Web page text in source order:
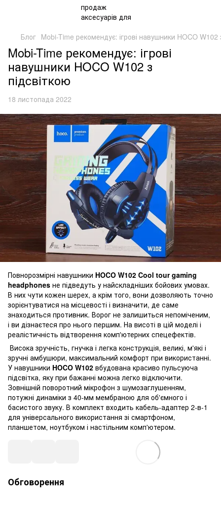
Блог Mobi-Time рекомендує: ігрові навушники HOCO W102
Mobi-Time рекомендує: ігрові
навушники HOCO W102 з
підсвіткою
18 листопада 2022
Повнорозмірні навушники HOCO W102 Cool tour gaming
headphones не підведуть у найскладніших бойових умовах.
В них чути кожен шерех, а крім того, вони дозволяють точно
зорієнтуватися на місцевості і визначити, де саме
знаходиться противник. Ворог не залишиться непоміченим,
і ви дізнаєтеся про нього першим. На висоті в цій моделі і
реалістичність відтворення комп'ютерних спецефектів.
Висока зручність, гнучка і легка конструкція, великі, м'які і
зручні амбушюри, максимальний комфорт при використанні.
У навушники HOCO W102 вбудована красиво пульсуюча
підсвітка, яку при бажанні можна легко відключити.
Зовнішній поворотний мікрофон з шумозаглушенням,
потужні динаміки з 40-мм мембраною для об'ємного і
басистого звуку. В комплект входить кабель-адаптер 2-в-1
для універсального використання зі смартфоном,
планшетом, ноутбуком і настільним комп'ютером.
Обговорення